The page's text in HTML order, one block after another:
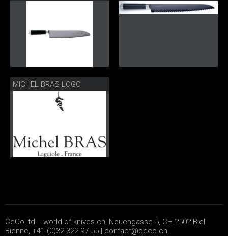
MICHEL BRAS LOGO
CeCo ltd. - world-of-knives.ch, Neuengasse 5, CH-2502 Biel-
Bienne, +41 (0)32 322 97 55 | contact@ceco.ch